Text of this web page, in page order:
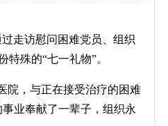
走访慰问困难党员、组织
殊的“七一礼物”。
院，与正在接受治疗的困难
业奉献了一辈子，组织永